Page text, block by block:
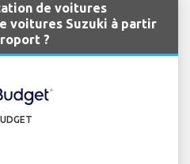
de voitures
voitures Suzuki à partir
?